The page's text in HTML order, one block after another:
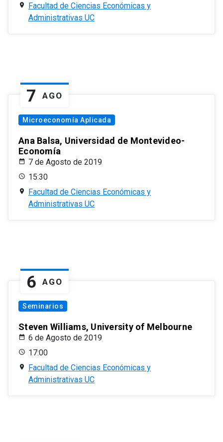
Facultad de Ciencias Económicas y
Administrativas UC
7 AGO
Microeconomía Aplicada
Ana Balsa, Universidad de Montevideo-
Economía
7 de Agosto de 2019
15:30
Facultad de Ciencias Económicas y
Administrativas UC
6 AGO
Seminarios
Steven Williams, University of Melbourne
6 de Agosto de 2019
17:00
Facultad de Ciencias Económicas y
Administrativas UC